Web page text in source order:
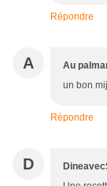
Répondre
A Au
un bon
Répondre
D